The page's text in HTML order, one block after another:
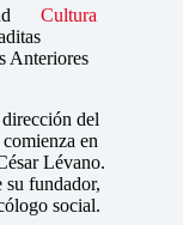
Cultura
Anteriores
del
en
Lévano.
su fundador,
social.